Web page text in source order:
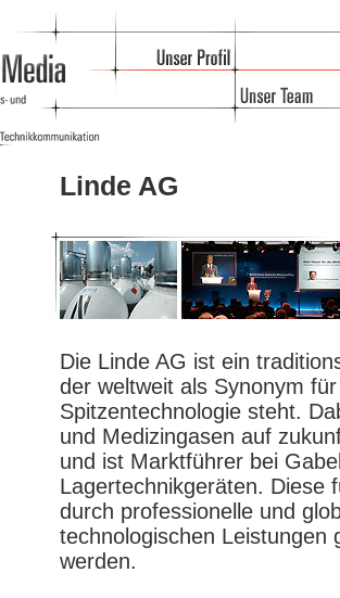
Linde AG
Die Linde AG ist ein
der weltweit als Synonym
Spitzentechnologie steht.
und Medizingasen auf
und ist Marktführer bei
Lagertechnikgeräten. Diese
durch professionelle und
technologischen Leistungen
werden.